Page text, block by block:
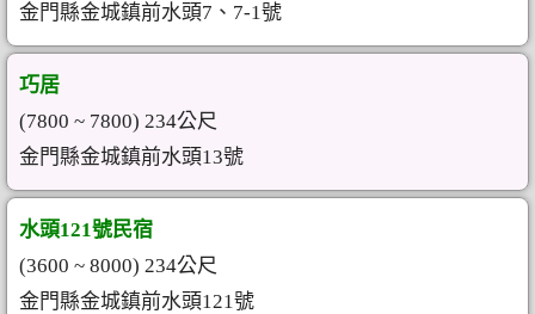
金門縣金城鎮前水頭7、7-1號
巧居
(7800 ~ 7800) 234公尺
金門縣金城鎮前水頭13號
水頭121號民宿
(3600 ~ 8000) 234公尺
金門縣金城鎮前水頭121號